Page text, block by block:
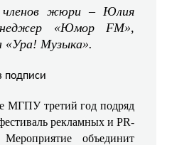
членов жюри – Юлия
«Юмор FM»,
«Ура! Музыка».
МГПУ третий год подряд
рекламных и PR-
объединит